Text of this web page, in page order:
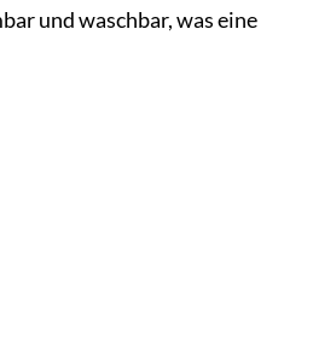
und waschbar, was eine